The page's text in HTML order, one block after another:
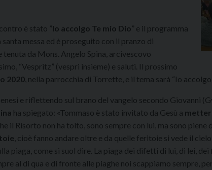
è stato ” Io accolgo Te mio Dio” e il programma
messa ed è proseguito con il pranzo di
da Mons. Angelo Spina, arcivescovo
“Vespritz” (vespri insieme) e saluti. Il prossimo
2020 , nella parrocchia di Torrette, e il tema sarà “Io accolgo
e riflettendo sul brano del vangelo secondo Giovanni
ha spiegato: «Tommaso è stato invitato da Gesù a
il Risorto non ha tolto, sono sempre con lui, ma sono piene
, cioè fanno andare oltre e da quelle feritoie si vede il
piaga, come si suol dire. La piaga dei difetti di lui, di lei, dei
al di qua e di fronte alle piaghe noi scappiamo sempre,